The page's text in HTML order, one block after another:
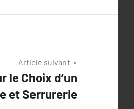
Article suivant
le Choix d’un
et Serrurerie